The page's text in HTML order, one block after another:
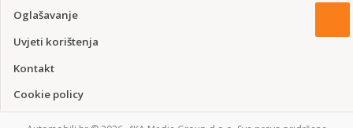
Oglašavanje
Uvjeti korištenja
Kontakt
Cookie policy